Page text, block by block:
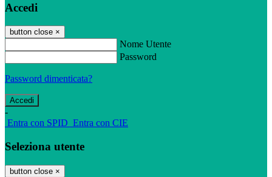
Accedi
button close ×
Nome Utente
Password
Password dimenticata?
-
Entra con SPID Entra con CIE
Seleziona utente
button close ×